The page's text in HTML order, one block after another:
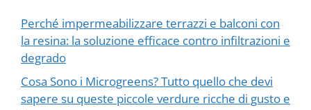
Perché impermeabilizzare terrazzi e balconi con
la resina: la soluzione efficace contro infiltrazioni e
degrado
Cosa Sono i Microgreens? Tutto quello che devi
sapere su queste piccole verdure ricche di gusto e